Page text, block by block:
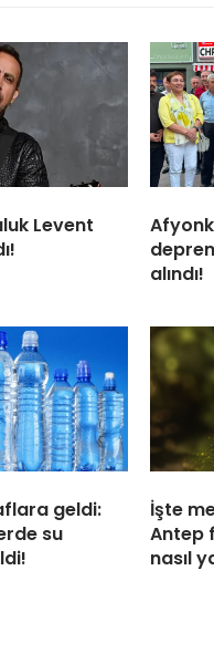
Levent
alındı!
geldi:
su
İşte
Antep
nasıl